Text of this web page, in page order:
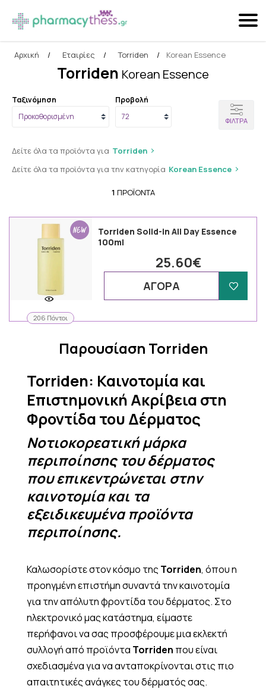
Αναζήτηση
Αρχική / Εταιρίες / Torriden / Korean Essence
Torriden Korean Essence
Ταξινόμηση Προβολή
ΦΊΛΤΡΑ
Δείτε όλα τα προϊόντα για Torriden
Δείτε όλα τα προϊόντα για την κατηγορία Korean Essence
1 ΠΡΟΪΌΝΤΑ
206 Πόντοι
Torriden Solid-in All Day Essence
100ml
25.60€
ΑΓΟΡΑ
Παρουσίαση Torriden
Torriden: Καινοτομία και
Επιστημονική Ακρίβεια στη
Φροντίδα του Δέρματος
Νοτιοκορεατική μάρκα
περιποίησης του δέρματος
που επικεντρώνεται στην
καινοτομία και τα
εξειδικευμένα προϊόντα
περιποίησης.
Καλωσορίστε στον κόσμο της Torriden, όπου η
προηγμένη επιστήμη συναντά την καινοτομία
για την απόλυτη φροντίδα του δέρματος. Στο
ηλεκτρονικό μας κατάστημα, είμαστε
περήφανοι να σας προσφέρουμε μια εκλεκτή
συλλογή από προϊόντα Torriden που είναι
σχεδιασμένα για να ανταποκρίνονται στις πιο
απαιτητικές ανάγκες του δέρματός σας.